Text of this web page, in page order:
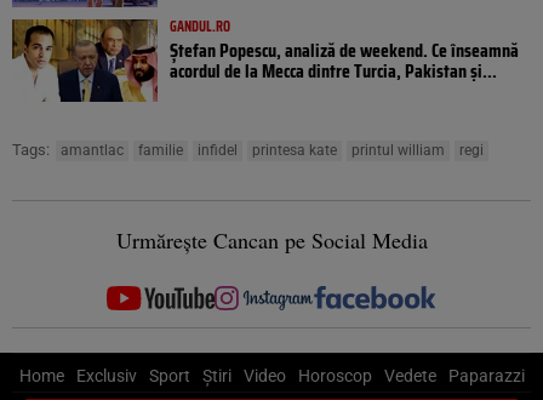
GANDUL.RO
Ștefan Popescu, analiză de weekend. Ce înseamnă
acordul de la Mecca dintre Turcia, Pakistan şi...
Tags: amantlac familie infidel printesa kate printul william regi
Urmărește Cancan pe Social Media
Home Exclusiv Sport Știri Video Horoscop Vedete Paparazzi